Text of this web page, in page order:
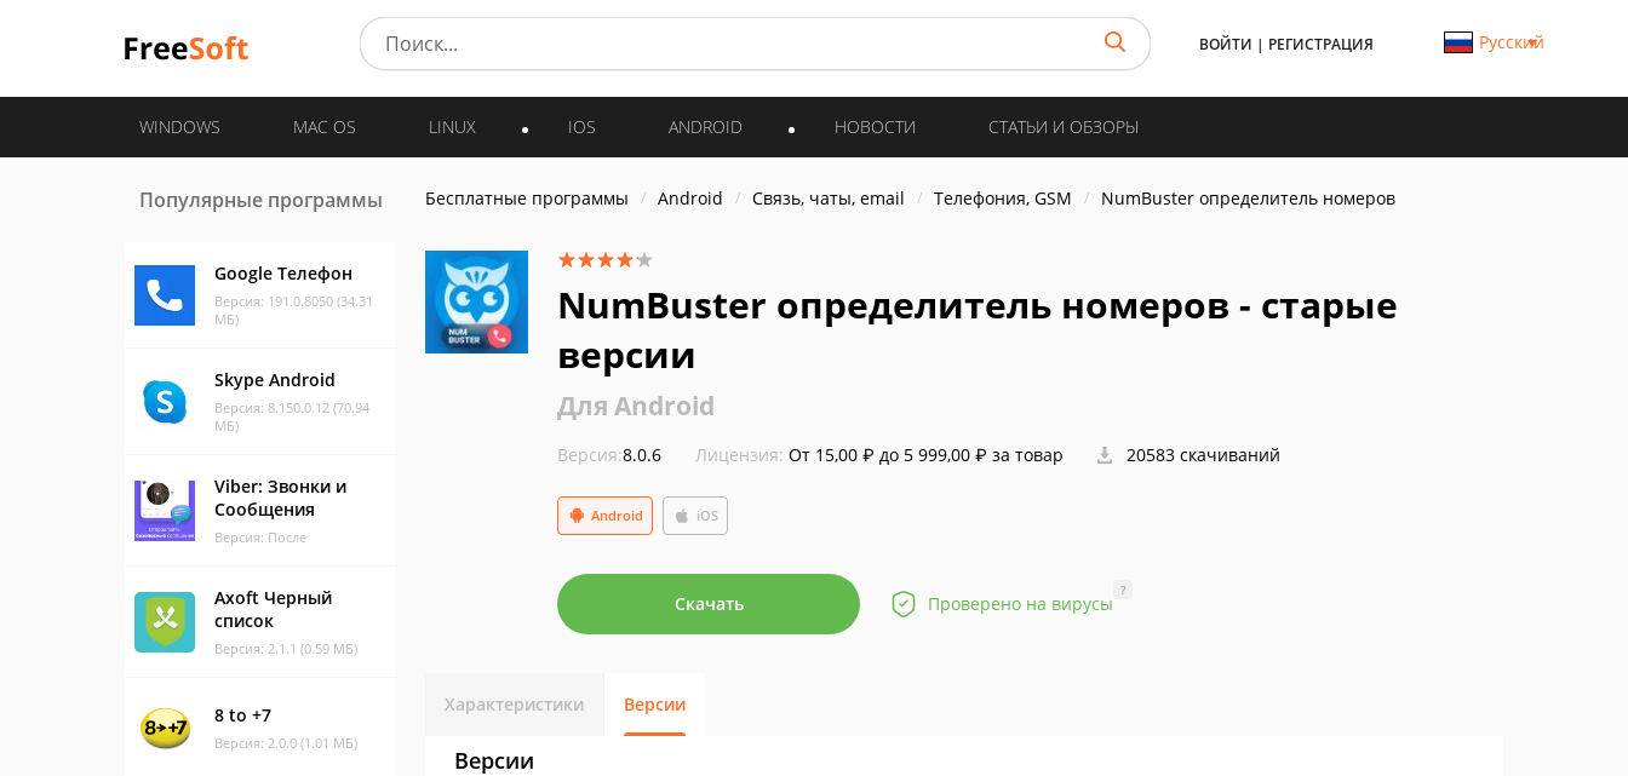
ВОЙТИ | РЕГИСТРАЦИЯ Русский
WINDOWS MAC OS LINUX IOS ANDROID НОВОСТИ СТАТЬИ И ОБЗОРЫ
Популярные программы
Google Телефон
Версия: 191.0.8050 (34.31
МБ)
Skype Android
Версия: 8.150.0.12 (70.94
МБ)
Viber: Звонки и
Сообщения
Версия: После
Axoft Черный
список
Версия: 2.1.1 (0.59 МБ)
8 to +7
Версия: 2.0.0 (1.01 МБ)
Бесплатные программы Android Связь, чаты, email Телефония, GSM NumBuster определитель номеров
NumBuster определитель номеров - старые
версии
Для Android
Версия:8.0.6 Лицензия: От 15,00 ₽ до 5 999,00 ₽ за товар 20583 скачиваний
Android iOS
Скачать Проверено на вирусы
?
Характеристики Версии
Версии